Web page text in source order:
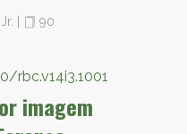
90
rbc.v14i3.1001
imagem